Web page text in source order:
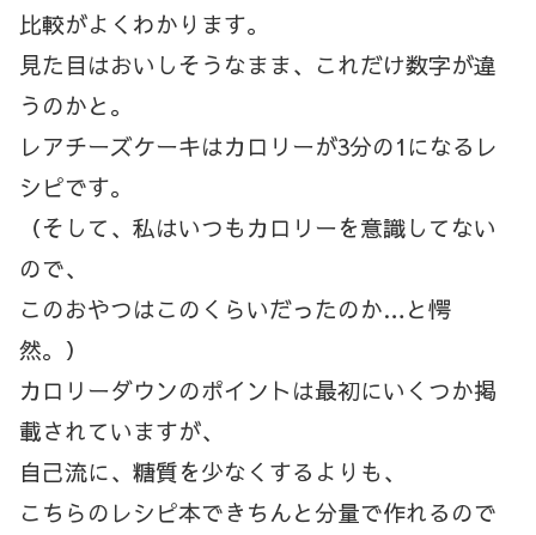
比較がよくわかります。
見た目はおいしそうなまま、これだけ数字が違
うのかと。
レアチーズケーキはカロリーが3分の1になるレ
シピです。
（そして、私はいつもカロリーを意識してない
ので、
このおやつはこのくらいだったのか…と愕
然。）
カロリーダウンのポイントは最初にいくつか掲
載されていますが、
自己流に、糖質を少なくするよりも、
こちらのレシピ本できちんと分量で作れるので